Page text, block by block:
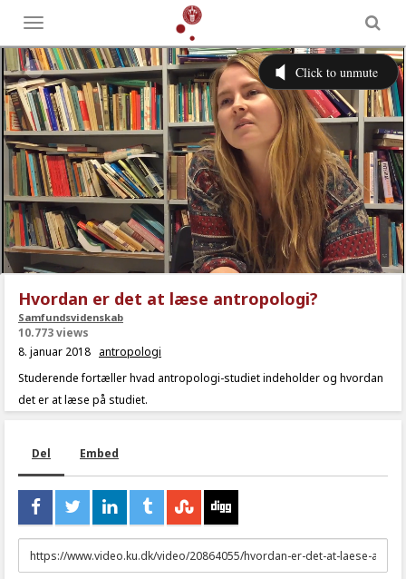
Toggle
menu
Hvordan er det at læse antropologi?
Samfundsvidenskab
10.773 views
8. januar 2018 antropologi
Studerende fortæller hvad antropologi-studiet indeholder og hvordan
det er at læse på studiet.
Del Embed
URL
to